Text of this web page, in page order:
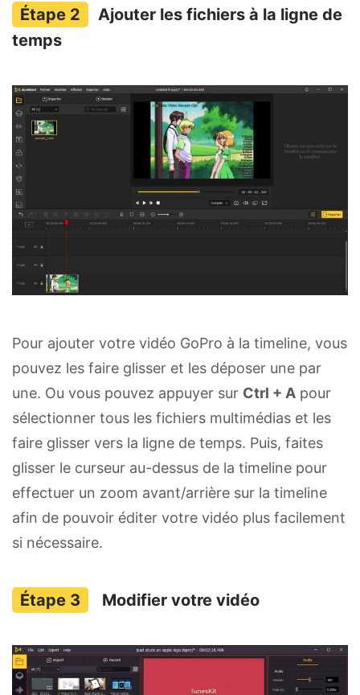
Ajouter les fichiers à la ligne de
temps
Pour ajouter votre vidéo GoPro à la timeline, vous
pouvez les faire glisser et les déposer une par
une. Ou vous pouvez appuyer sur Ctrl + A pour
sélectionner tous les fichiers multimédias et les
faire glisser vers la ligne de temps. Puis, faites
glisser le curseur au-dessus de la timeline pour
effectuer un zoom avant/arrière sur la timeline
afin de pouvoir éditer votre vidéo plus facilement
si nécessaire.
Modifier votre vidéo